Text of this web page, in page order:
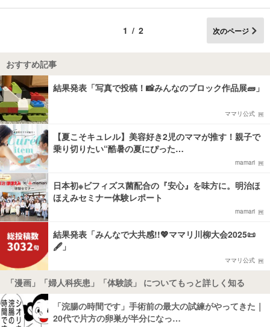
1/2 次のページ
おすすめ記事
結果発表「写真で投稿！📸みんなのブロック作品展🧱」
ママリ公式
【夏こそキュレル】美容好き2児のママが推す！親子で
乗り切りたい“酷暑の夏にぴった…
mamari
日本初※ビフィズス菌配合の『安心』を味方に。明治ほ
ほえみセミナー体験レポート
mamari
結果発表「みんなで大共感!!💖ママリ川柳大会2025📜
🖋️」
ママリ公式
「漫画」「婦人科疾患」「体験談」 についてもっと詳しく知る
「浣腸の時間です」手術前の最大の試練がやってきた｜
20代で片方の卵巣が半分になっ…